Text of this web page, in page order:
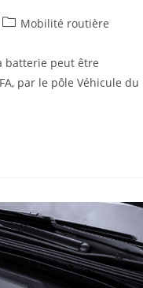
Mobilité routière
batterie peut être
par le pôle Véhicule du